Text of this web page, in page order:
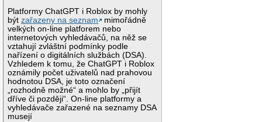
Platformy ChatGPT i Roblox by mohly
býtzařazeny na seznam
mimořádně
velkých on-line platforem nebo
internetových vyhledávačů, na něž se
vztahují zvláštní podmínky podle
nařízení o digitálních službách (DSA).
Vzhledem k tomu, že ChatGPT i Roblox
oznámily počet uživatelů nad prahovou
hodnotou DSA, je toto označení
„rozhodně možné“ a mohlo by „přijít
dříve či později“. On-line platformy a
vyhledávače zařazené na seznamy DSA
musejí